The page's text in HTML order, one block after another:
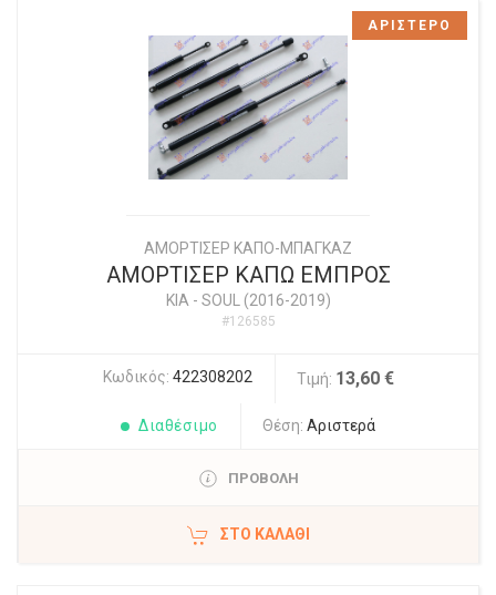
ΑΜΟΡΤΙΣΕΡ ΚΑΠΟ-ΜΠΑΓΚΑΖ
ΑΜΟΡΤΙΣΕΡ ΚΑΠΩ ΕΜΠΡΟΣ
KIA - SOUL (2016-2019)
#126585
Κωδικός: 422308202 Τιμή: 13,60 €
Διαθέσιμο Θέση: Αριστερά
ΠΡΟΒΟΛΗ
ΣΤΟ ΚΑΛΆΘΙ
ΑΡΙΣΤΕΡΟ